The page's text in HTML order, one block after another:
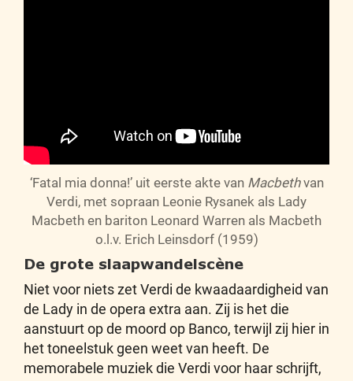
‘Fatal mia donna!’ uit eerste akte van Macbethvan
Verdi, met sopraan Leonie Rysanek als Lady
Macbeth en bariton Leonard Warren als Macbeth
o.l.v. Erich Leinsdorf (1959)
De grote slaapwandelscène
Niet voor niets zet Verdi de kwaadaardigheid van
de Lady in de opera extra aan. Zij is het die
aanstuurt op de moord op Banco, terwijl zij hier in
het toneelstuk geen weet van heeft. De
memorabele muziek die Verdi voor haar schrijft,